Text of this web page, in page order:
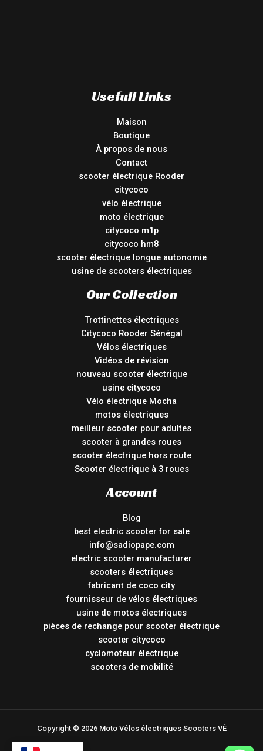
Usefull Links
Maison
Boutique
À propos de nous
Contact
scooter électrique Rooder
citycoco
vélo électrique
moto électrique
citycoco m1p
citycoco hm8
scooter électrique longue autonomie
usine de scooters électriques
Our Collection
Trottinettes électriques
Citycoco Rooder Sénégal
Vélos électriques
Vidéos de révision
nouveau scooter électrique
usine citycoco
Vélo électrique Mocha
motos électriques
meilleur scooter pour adultes
scooter à grandes roues
scooter électrique hors route
Scooter électrique à 3 roues
Account
Blog
best electric scooter for sale
info@sadiopape.com
electric scooter manufacturer
scooters électriques
fabricant de coco city
fournisseur de vélos électriques
usine de motos électriques
pièces de rechange pour scooter électrique
scooter citycoco
cyclomoteur électrique
scooters de mobilité
Copyright © 2026 Moto Vélos électriques Scooters VÉ